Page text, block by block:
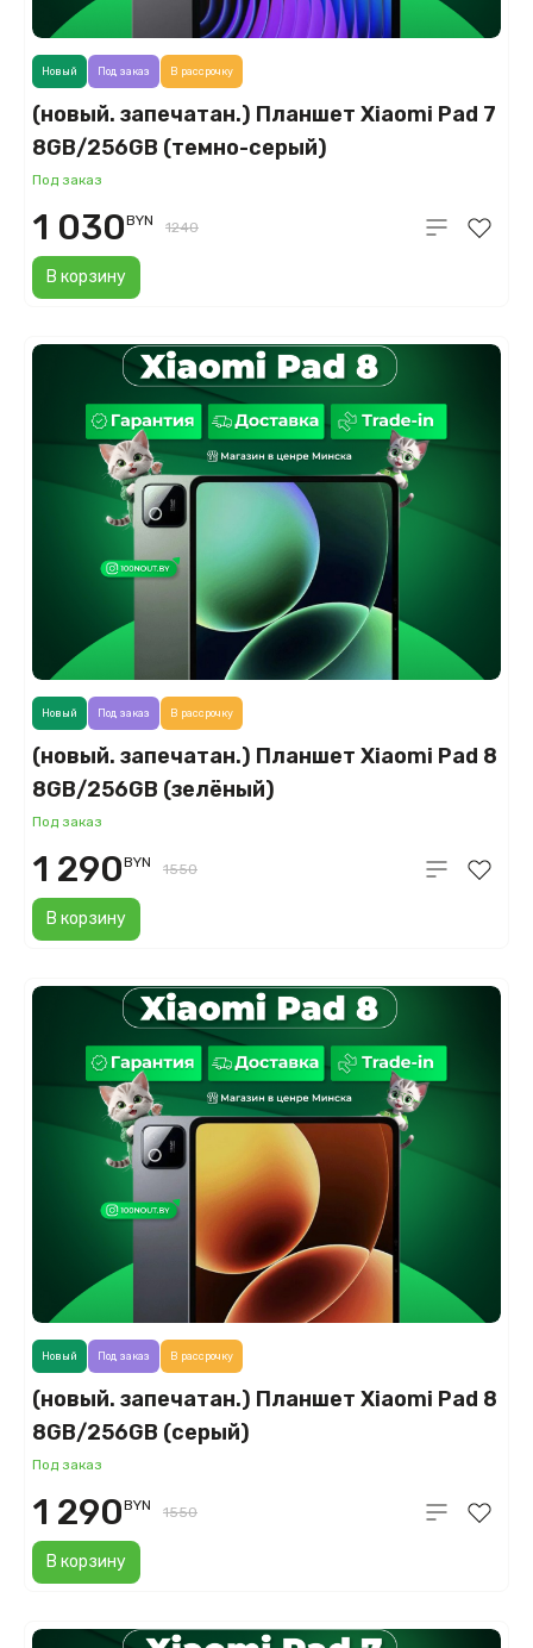
(новый. запечатан.) Планшет Xiaomi Pad 7
8GB/256GB (темно-серый)
Под заказ
В корзину
Новый Под заказ В рассрочку
1 030BYN 1240
(новый. запечатан.) Планшет Xiaomi Pad 8
8GB/256GB (зелёный)
Под заказ
В корзину
Новый Под заказ В рассрочку
1 290BYN 1550
(новый. запечатан.) Планшет Xiaomi Pad 8
8GB/256GB (серый)
Под заказ
В корзину
Новый Под заказ В рассрочку
1 290BYN 1550